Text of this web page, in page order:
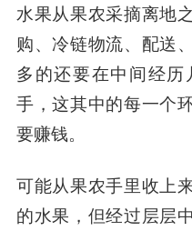
水果从果农采摘离地
购、冷链物流、配送
多的还要在中间经
手，这其中的每一个
要赚钱。
可能从果农手里收上
的水果，但经过层层